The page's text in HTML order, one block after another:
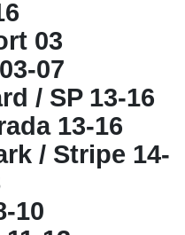
03
07
/ SP 13-16
13-16
/ Stripe 14-
10